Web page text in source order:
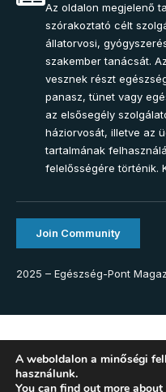
Az oldalon megjelenő
szórakoztató célt
állatorvosi,
szakember tanácsát.
vesznek részt
panasz, tünet vagy
az elsősegély
háziorvosát, illetve az
tartalmának
felelősségére történik.
Join Community
2025 – Egészség-Pont
A weboldalon a minőségi
használunk.
You can find out more